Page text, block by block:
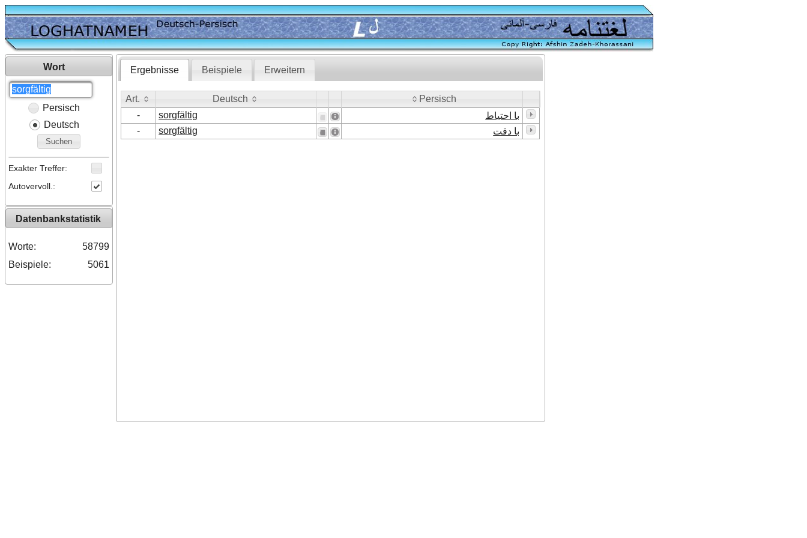
Wort
Persisch
Deutsch
Suchen
Exakter Treffer:
Autovervoll.:
Datenbankstatistik
Worte:
58799
Beispiele:
5061
Ergebnisse Beispiele Erweitern
Art. Deutsch
Persisch
- sorgfältig
با احتیاط
-
sorgfältig با دقت